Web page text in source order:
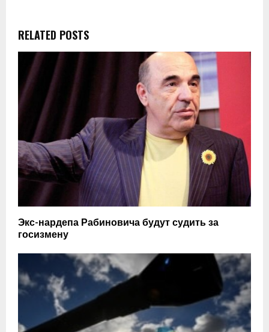
RELATED POSTS
Экс-нардепа Рабиновича будут судить за
госизмену